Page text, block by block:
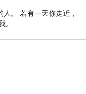
。 若有一天你走近，
。